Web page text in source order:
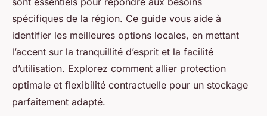
spécifiques de la région. Ce guide vous aide à
identifier les meilleures options locales, en mettant
l’accent sur la tranquillité d’esprit et la facilité
d’utilisation. Explorez comment allier protection
optimale et flexibilité contractuelle pour un stockage
parfaitement adapté.